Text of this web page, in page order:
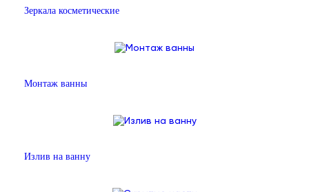
Зеркала косметические
Монтаж ванны
Излив на ванну